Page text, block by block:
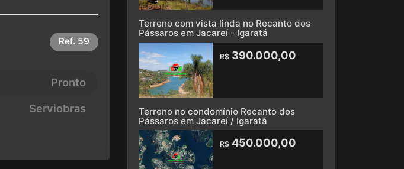
Ref. 59
Pronto
Serviobras
Terreno com vista linda no Recanto dos
Pássaros em Jacareí - Igaratá
R$390.000,00
Terreno no condomínio Recanto dos
Pássaros em Jacareí / Igaratá
R$450.000,00